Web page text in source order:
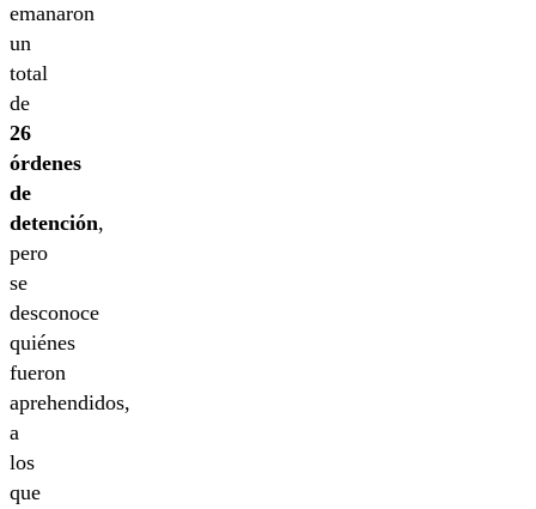
emanaron
un
total
de
26
órdenes
de
detención,
pero
se
desconoce
quiénes
fueron
aprehendidos,
a
los
que